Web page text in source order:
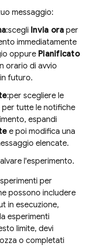
messaggio:
:scegli Invia ora per
immediatamente
oppure Pianificato
orario di avvio
futuro.
:per scegliere le
tutte le notifiche
espandi
e poi modifica una
elencate.
l'esperimento.
per
possono includere
in esecuzione,
esperimenti
limite, devi
o completati